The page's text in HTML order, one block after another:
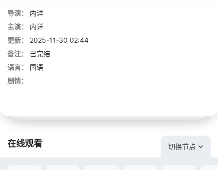
导演：
内详
主演：
内详
更新：
2025-11-30 02:44
备注：
已完结
语言：
国语
剧情：
在线观看 切换节点